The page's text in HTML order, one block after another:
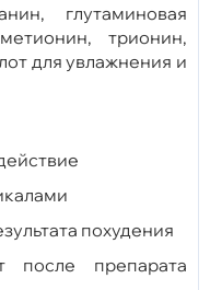
глутаминовая
трионин,
для увлажнения и
похудения
после препарата